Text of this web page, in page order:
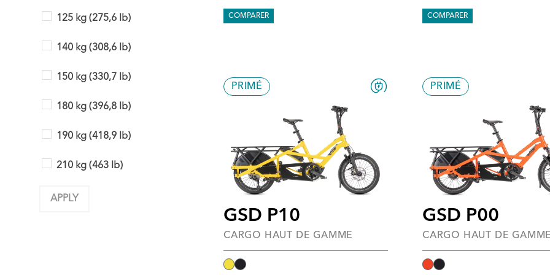
125 kg (275,6 lb)
140 kg (308,6 lb)
150 kg (330,7 lb)
180 kg (396,8 lb)
190 kg (418,9 lb)
210 kg (463 lb)
APPLY
COMPARER COMPARER
PRIMÉ
GSD P10
CARGO HAUT DE GAMME
PRIMÉ
GSD P00
CARGO HAUT DE